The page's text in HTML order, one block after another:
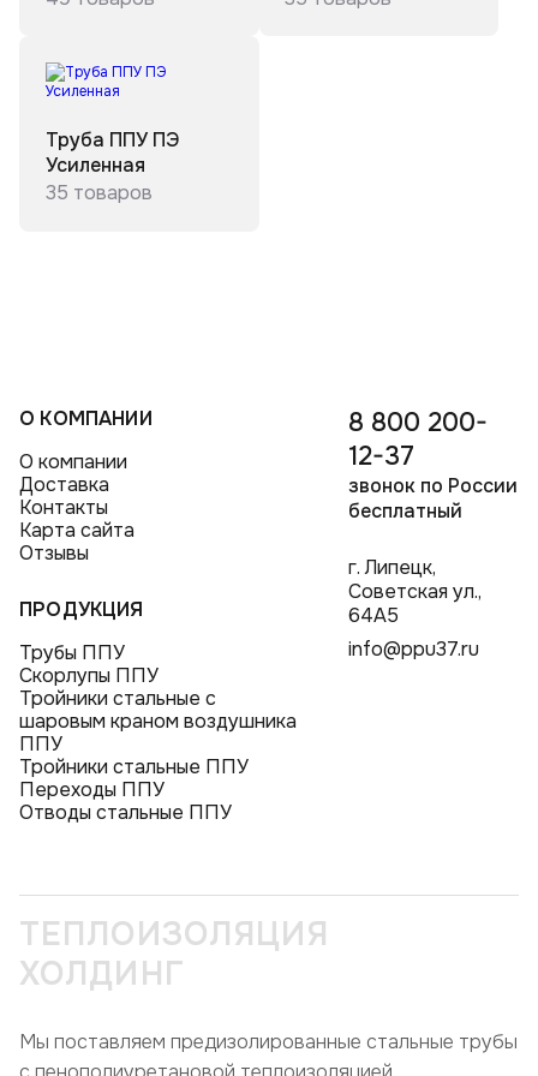
Труба ППУ ПЭ
Усиленная
35 товаров
О КОМПАНИИ
О компании
Доставка
Контакты
Карта сайта
Отзывы
ПРОДУКЦИЯ
Трубы ППУ
Скорлупы ППУ
Тройники стальные с
шаровым краном воздушника
ППУ
Тройники стальные ППУ
Переходы ППУ
Отводы стальные ППУ
8 800 200-
12-37
звонок по России
бесплатный
г. Липецк,
Советская ул.,
64А5
info@ppu37.ru
ТЕПЛОИЗОЛЯЦИЯ
ХОЛДИНГ
Мы поставляем предизолированные стальные трубы